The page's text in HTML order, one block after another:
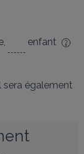
,
enfant
sera également